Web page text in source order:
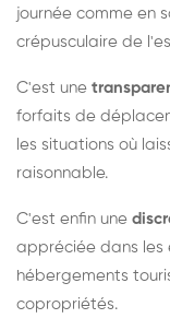
journée comme en
crépusculaire de
C'est une
forfaits de
les situations où
raisonnable.
C'est enfin une
appréciée dans les
hébergements
copropriétés.